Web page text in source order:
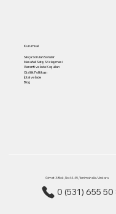
Kurumsal
Sıkça Sorulan Sorular
Mesafeli Satış Sözleşmesi
Garanti ve İade Koşulları
Gizlilik Politikası
İptal ve İade
Blog
Gimat 3.Blok, No:44-45, Yenimahalle/ Ankara
0 (531) 655 50